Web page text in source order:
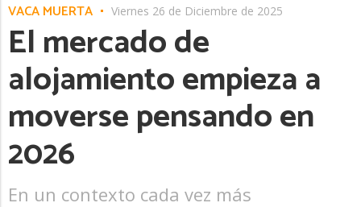
VACA MUERTA Viernes 26 de Diciembre de 2025
El mercado de
alojamiento empieza a
moverse pensando en
2026
En un contexto cada vez más